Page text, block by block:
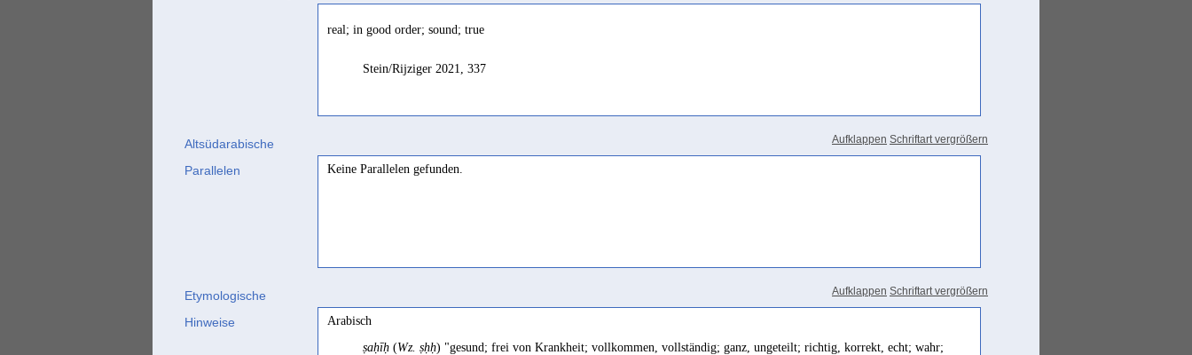
real; in good order; sound; true
Stein/Rijziger 2021, 337
Altsüdarabische
Parallelen
Aufklappen Schriftart vergrößern
Keine Parallelen gefunden.
Etymologische
Hinweise
Aufklappen Schriftart vergrößern
Arabisch
ṣaḥīḥ (Wz. ṣḥḥ) "gesund; frei von Krankheit; vollkommen, vollständig; ganz, ungeteilt; richtig, korrekt, echt; wahr;